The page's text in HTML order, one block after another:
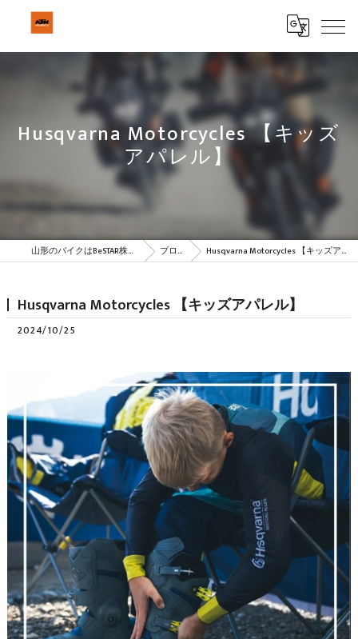
Husqvarna Motorcycles 【キッズ
アパレル】
山形のバイクはBeSTAR株式会社 ブログ Husqvarna Motorcycles 【キッズアパレル】
Husqvarna Motorcycles 【キッズアパレル】
2024/10/25